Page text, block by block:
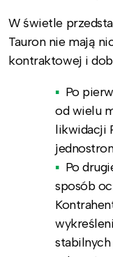
W świetle
Tauron nie mają
kontraktowej i
Po
od wielu
likwidacji
Po
sposób